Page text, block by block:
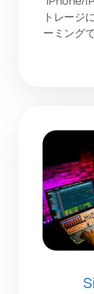
トレージ
ーミング